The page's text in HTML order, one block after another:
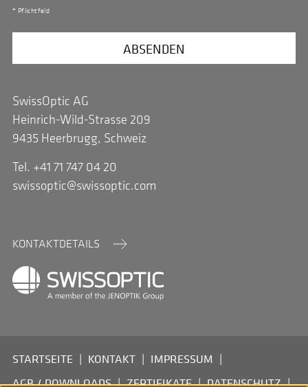
* Pflichtfeld
SwissOptic AG
Heinrich-Wild-Strasse 209
9435 Heerbrugg, Schweiz
Tel. +41 71 747 04 20
swissoptic@swissoptic.com
KONTAKTDETAILS
FOOTERNAV
STARTSEITE KONTAKT
IMPRESSUM
AGB / DOWNLOADS
ZERTIFIKATE DATENSCHUTZ